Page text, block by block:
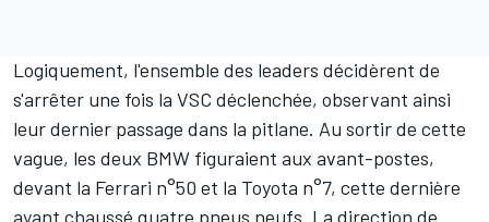
Logiquement, l'ensemble des leaders décidèrent de
s'arrêter une fois la VSC déclenchée, observant ainsi
leur dernier passage dans la pitlane. Au sortir de cette
vague, les deux BMW figuraient aux avant-postes,
devant la Ferrari n°50 et la Toyota n°7, cette dernière
ayant chaussé quatre pneus neufs. La direction de